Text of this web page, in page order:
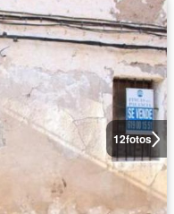
12fotos